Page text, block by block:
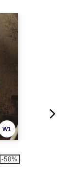
W1
-50%